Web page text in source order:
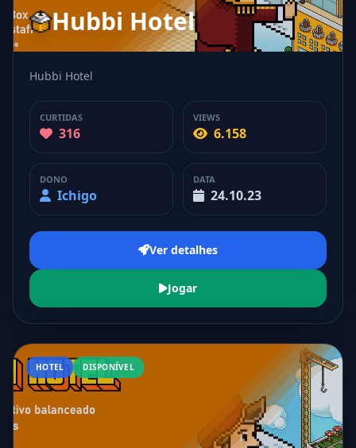
Hubbi Hotel
Hubbi Hotel
CURTIDAS
316
VIEWS
6.158
DONO
Ichigo
DATA
24.10.23
Ver detalhes
Jogar
HOTEL DISPONÍVEL